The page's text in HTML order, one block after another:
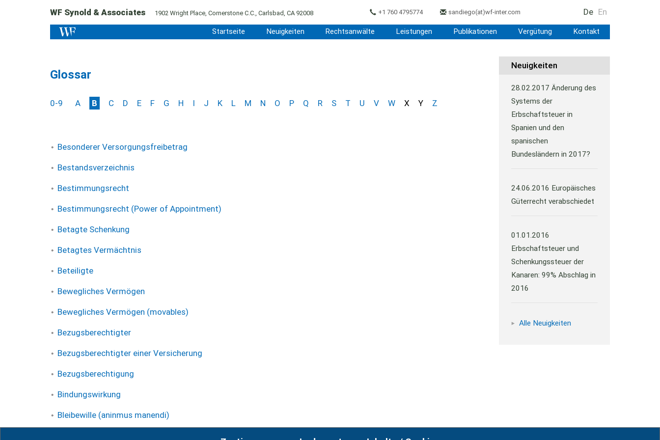
WF Synold & Associates 1902 Wright Place, Cornerstone C.C., Carlsbad, CA 92008 sandiego(at)wf-inter.com
+1 760 4795774 De En
Startseite Neuigkeiten Rechtsanwälte Leistungen Publikationen Vergütung Kontakt
Glossar
0-9 A B C D E F G H I J K L M N O P Q R S T U V W X Y Z
Besonderer Versorgungsfreibetrag
Bestandsverzeichnis
Bestimmungsrecht
Bestimmungsrecht (Power of Appointment)
Betagte Schenkung
Betagtes Vermächtnis
Beteiligte
Bewegliches Vermögen
Bewegliches Vermögen (movables)
Bezugsberechtigter
Bezugsberechtigter einer Versicherung
Bezugsberechtigung
Bindungswirkung
Bleibewille (aninmus manendi)
Neuigkeiten
28.02.2017Änderung des
Systems der
Erbschaftsteuer in
Spanien und den
spanischen
Bundesländern in 2017?
24.06.2016 Europäisches
Güterrecht verabschiedet
01.01.2016
Erbschaftsteuer und
Schenkungssteuer der
Kanaren: 99% Abschlag in
2016
Alle Neuigkeiten